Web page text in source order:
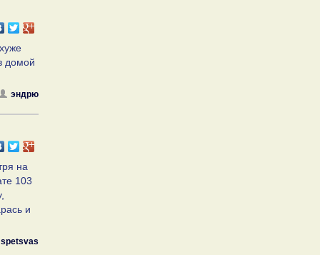
домой
эндрю
на
103
и
spetsvas